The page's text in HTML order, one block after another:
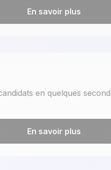
En savoir plus
en quelques
En savoir plus